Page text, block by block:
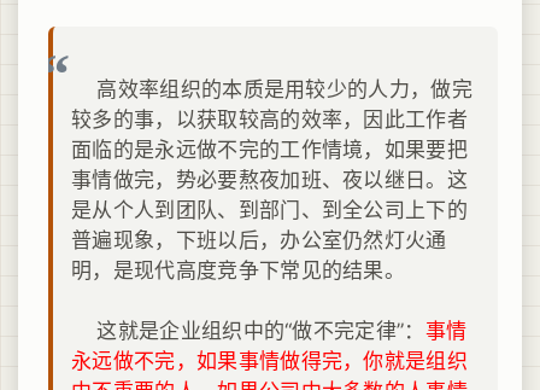
高效率组织的本质是用较少的人力，做完
较多的事，以获取较高的效率，因此工作者
面临的是永远做不完的工作情境，如果要把
事情做完，势必要熬夜加班、夜以继日。这
是从个人到团队、到部门、到全公司上下的
普遍现象，下班以后，办公室仍然灯火通
明，是现代高度竞争下常见的结果。
这就是企业组织中的“做不完定律”： 事情
永远做不完，如果事情做得完，你就是组织